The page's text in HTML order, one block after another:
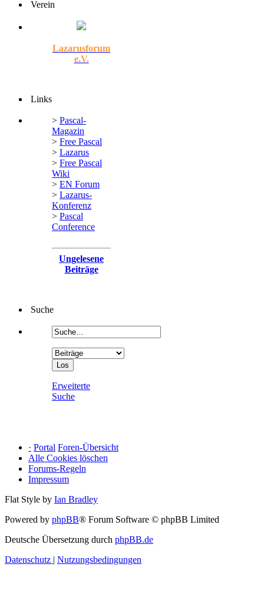
Verein
Lazarusforum
e.V.
Links
> Pascal-
Magazin
> Free Pascal
> Lazarus
> Free Pascal
Wiki
> EN Forum
> Lazarus-
Konferenz
> Pascal
Conference
Ungelesene
Beiträge
Suche
Erweiterte
Suche
· Portal Foren-Übersicht
Alle Cookies löschen
Forums-Regeln
Impressum
Flat Style by Ian Bradley
Powered by phpBB® Forum Software © phpBB Limited
Deutsche Übersetzung durch phpBB.de
Datenschutz
Nutzungsbedingungen